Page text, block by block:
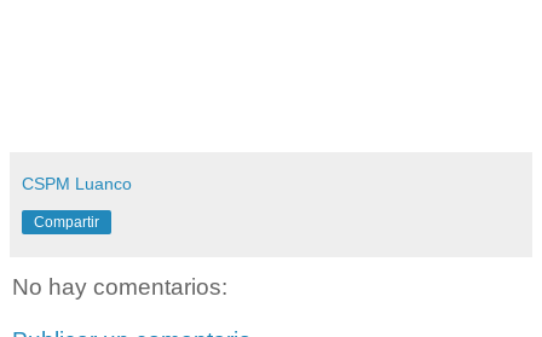
CSPM Luanco
Compartir
No hay comentarios: